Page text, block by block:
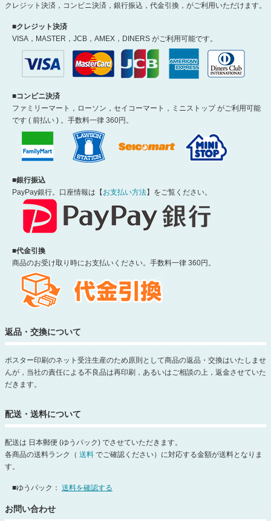
クレジット決済，コンビニ決済，銀行振込，代金引換，がご利用いただけます。
■クレジット決済
VISA，MASTER，JCB，AMEX，DINERS がご利用可能です。
■コンビニ決済
ファミリーマート，ローソン，セイコーマート，ミニストップ がご利用可能
です ( 前払い ) 。手数料一律 360円。
■銀行振込
PayPay銀行。口座情報は【お支払い方法】をご覧ください。
■代金引換
商品のお受け取り時にお支払いください。手数料一律 360円。
返品・交換について
ポスター印刷のネット受注生産のため原則として商品の返品・交換はいたしませ
んが，当社の責任による不良品は再印刷，あるいはご相談の上，返金させていた
だきます。
配送・送料について
配送は 日本郵便 (ゆうパック) でさせていただきます。
各商品の送料ランク（ 送料 でご確認ください）に対応する金額が送料となりま
す。
■ゆうパック： 送料を確認する
お問い合わせ